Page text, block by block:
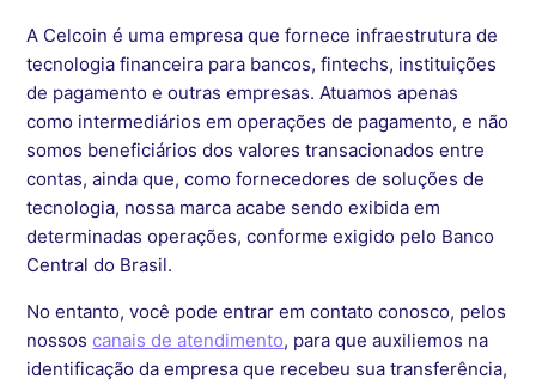
A Celcoin é uma empresa que fornece infraestrutura de
tecnologia financeira para bancos, fintechs, instituições
de pagamento e outras empresas. Atuamos apenas
como intermediários em operações de pagamento, e não
somos beneficiários dos valores transacionados entre
contas, ainda que, como fornecedores de soluções de
tecnologia, nossa marca acabe sendo exibida em
determinadas operações, conforme exigido pelo Banco
Central do Brasil.
No entanto, você pode entrar em contato conosco, pelos
nossoscanais de atendimento, para que auxiliemos na
identificação da empresa que recebeu sua transferência,